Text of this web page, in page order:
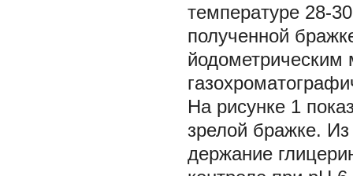
темперaтуре 28-
полученной
йодометрическим
Ha рисунке 1
зрелой брaжке.
держaʜие